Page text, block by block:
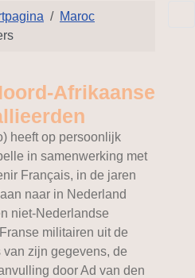
Maroc
Afrikaanse
heeft op persoonlijk
in samenwerking met
Français, in de jaren
naar in Nederland
niet-Nederlandse
militairen uit de
zijn gegevens, de
door Ad van den